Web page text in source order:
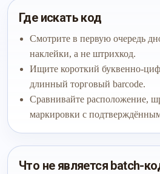
Где искать код
Смотрите в первую очередь
наклейки, а не штрихкод.
Ищите короткий буквенно-
длинный торговый barcode.
Сравнивайте расположение,
маркировки с
Что не является batch-